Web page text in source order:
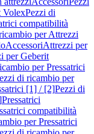
VolexPezzi di
compatibilità
per Attrezzi
AccessoriAttrezzi per
per Geberit
per Pressatrici
di ricambio per
[1] / [2]Pezzi di
Pressatrici
compatibilità
per Pressatrici